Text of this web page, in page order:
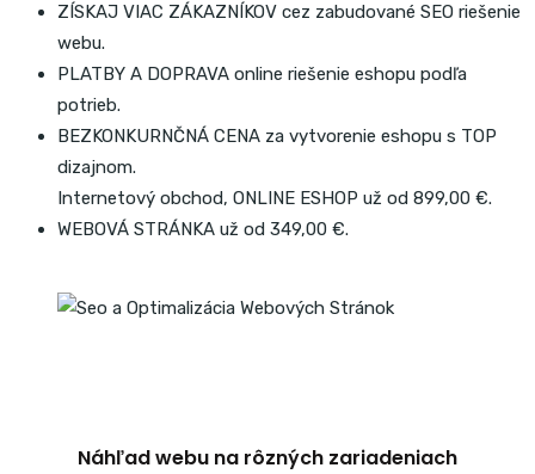
ZÍSKAJ VIAC ZÁKAZNÍKOV cez zabudované SEO riešenie
webu.
PLATBY A DOPRAVA online riešenie eshopu podľa
potrieb.
BEZKONKURNČNÁ CENA za vytvorenie eshopu s TOP
dizajnom.
Internetový obchod, ONLINE ESHOP už od 899,00 €.
WEBOVÁ STRÁNKA už od 349,00 €.
Náhľad webu na rôzných zariadeniach